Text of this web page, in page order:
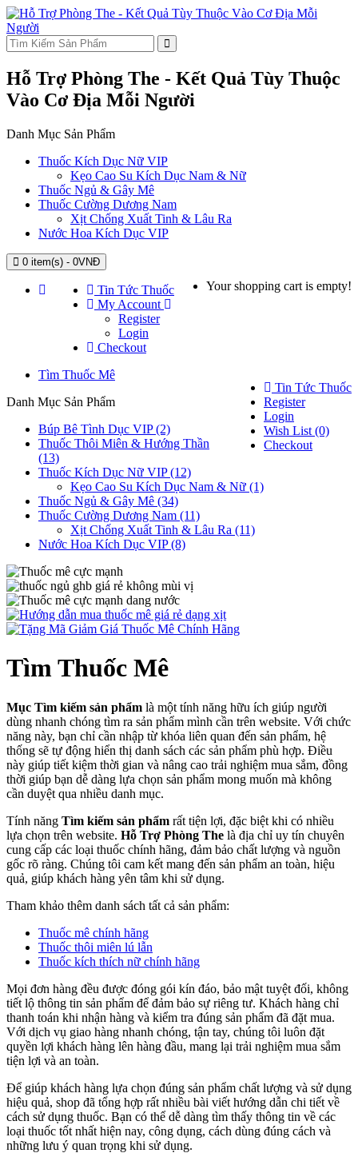
Hỗ Trợ Phòng The - Kết Quả Tùy Thuộc
Vào Cơ Địa Mỗi Người
Danh Mục Sản Phẩm
Thuốc Kích Dục Nữ VIP
Kẹo Cao Su Kích Dục Nam & Nữ
Thuốc Ngủ & Gây Mê
Thuốc Cường Dương Nam
Xịt Chống Xuất Tinh & Lâu Ra
Nước Hoa Kích Dục VIP
0 item(s) - 0VNĐ
Your shopping cart is empty!
Tin Tức Thuốc
My Account
Register
Login
Checkout
Tin Tức Thuốc
Register
Login
Wish List (0)
Checkout
Tìm Thuốc Mê
Danh Mục Sản Phẩm
Búp Bê Tình Dục VIP (2)
Thuốc Thôi Miên & Hướng Thần
(13)
Thuốc Kích Dục Nữ VIP (12)
Kẹo Cao Su Kích Dục Nam & Nữ (1)
Thuốc Ngủ & Gây Mê (34)
Thuốc Cường Dương Nam (11)
Xịt Chống Xuất Tinh & Lâu Ra (11)
Nước Hoa Kích Dục VIP (8)
Tìm Thuốc Mê
Mục Tìm kiếm sản phẩm là một tính năng hữu ích giúp người
dùng nhanh chóng tìm ra sản phẩm mình cần trên website. Với chức
năng này, bạn chỉ cần nhập từ khóa liên quan đến sản phẩm, hệ
thống sẽ tự động hiển thị danh sách các sản phẩm phù hợp. Điều
này giúp tiết kiệm thời gian và nâng cao trải nghiệm mua sắm, đồng
thời giúp bạn dễ dàng lựa chọn sản phẩm mong muốn mà không
cần duyệt qua nhiều danh mục.
Tính năng Tìm kiếm sản phẩm rất tiện lợi, đặc biệt khi có nhiều
lựa chọn trên website. Hỗ Trợ Phòng The là địa chỉ uy tín chuyên
cung cấp các loại thuốc chính hãng, đảm bảo chất lượng và nguồn
gốc rõ ràng. Chúng tôi cam kết mang đến sản phẩm an toàn, hiệu
quả, giúp khách hàng yên tâm khi sử dụng.
Tham khảo thêm danh sách tất cả sản phẩm:
Thuốc mê chính hãng
Thuốc thôi miên lú lẫn
Thuốc kích thích nữ chính hãng
Mọi đơn hàng đều được đóng gói kín đáo, bảo mật tuyệt đối, không
tiết lộ thông tin sản phẩm để đảm bảo sự riêng tư. Khách hàng chỉ
thanh toán khi nhận hàng và kiểm tra đúng sản phẩm đã đặt mua.
Với dịch vụ giao hàng nhanh chóng, tận tay, chúng tôi luôn đặt
quyền lợi khách hàng lên hàng đầu, mang lại trải nghiệm mua sắm
tiện lợi và an toàn.
Để giúp khách hàng lựa chọn đúng sản phẩm chất lượng và sử dụng
hiệu quả, shop đã tổng hợp rất nhiều bài viết hướng dẫn chi tiết về
cách sử dụng thuốc. Bạn có thể dễ dàng tìm thấy thông tin về các
loại thuốc tốt nhất hiện nay, công dụng, cách dùng đúng cách và
những lưu ý quan trọng khi sử dụng.